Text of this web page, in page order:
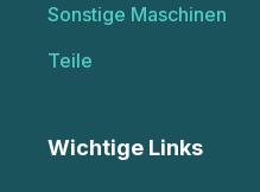
Sonstige Maschinen
Teile
Wichtige Links